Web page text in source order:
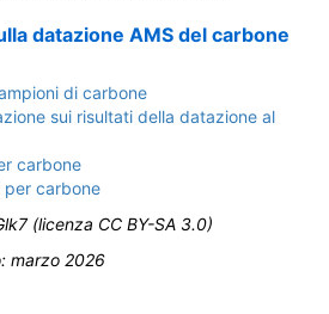
datazione AMS del carbone
di carbone
sui risultati della datazione al
carbone
per carbone
(licenza CC BY-SA 3.0)
marzo 2026